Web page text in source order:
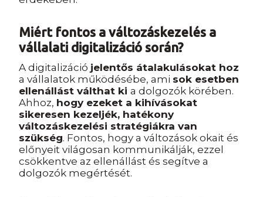
Miért fontos a változáskezelés a
vállalati digitalizáció során?
A digitalizáció jelentős átalakulásokat hoz
a vállalatok működésébe, ami sok esetben
ellenállást válthat ki a dolgozók körében.
Ahhoz, hogy ezeket a kihívásokat
sikeresen kezeljék, hatékony
változáskezelési stratégiákra van
szükség. Fontos, hogy a változások okait és
előnyeit világosan kommunikálják, ezzel
csökkentve az ellenállást és segítve a
dolgozók megértését.